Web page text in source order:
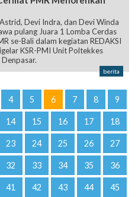
Astrid, Devi Indra, dan Devi Winda
pulang Juara 1 Lomba Cerdas
se-Bali dalam kegiatan REDAKSI
KSR-PMI Unit Poltekkes
berita
4 5 6 7 8 9
14 15 16 17 18
23 24 25 26 27
32 33 34 35 36
41 42 43 44 45